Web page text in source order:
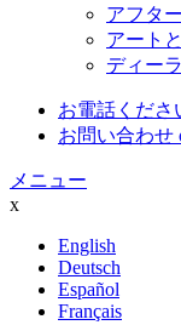
アフタ
アート
ディー
お電話くださ
お問い合わせ
メニュー
x
English
Deutsch
Español
Français